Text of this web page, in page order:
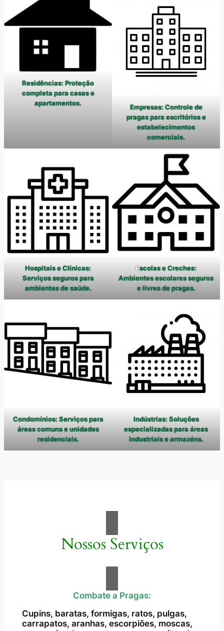
Residências: Proteção
completa para casas e
apartamentos.
Empresas: Controle de
pragas para escritórios e
estabelecimentos
comerciais.
Hospitais e Clínicas:
Serviços seguros para
ambientes de saúde.
Escolas e Creches:
Ambientes escolares seguros
e livres de pragas.
Condomínios: Serviços para
áreas comuns e unidades
residenciais.
Indústrias: Soluções
especializadas para áreas
industriais e armazéns.
Nossos Serviços
Combate a Pragas:
Cupins, baratas, formigas, ratos, pulgas,
carrapatos, aranhas, escorpiões, moscas,